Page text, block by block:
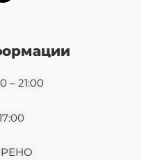
g
r
m– 21:00